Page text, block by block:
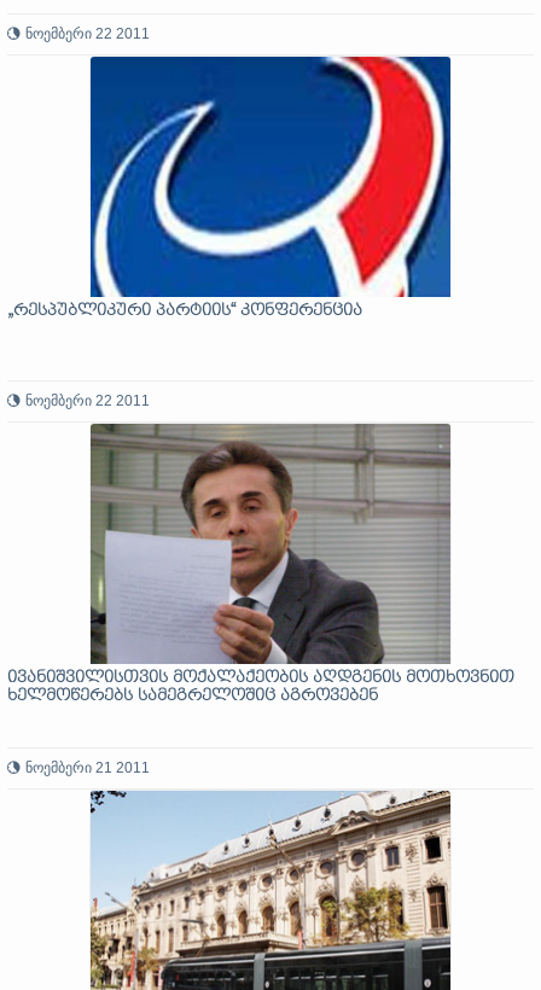
ნოემბერი 22 2011
„რესპუბლიკური პარტიის“ კონფერენცია
ნოემბერი 22 2011
ივანიშვილისთვის მოქალაქეობის აღდგენის მოთხოვნით
ხელმოწერებს სამეგრელოშიც აგროვებენ
ნოემბერი 21 2011